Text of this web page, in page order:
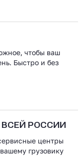
чтобы ваш
Быстро и без
РОССИИ
центры
грузовику